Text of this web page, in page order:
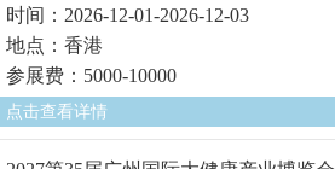
时间：2026-12-01-2026-12-03
地点：香港
参展费：5000-10000
点击查看详情